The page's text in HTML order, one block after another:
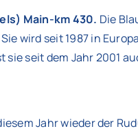
Main-km 430. Die
wird seit 1987 in
seit dem Jahr 2001
Jahr wieder der